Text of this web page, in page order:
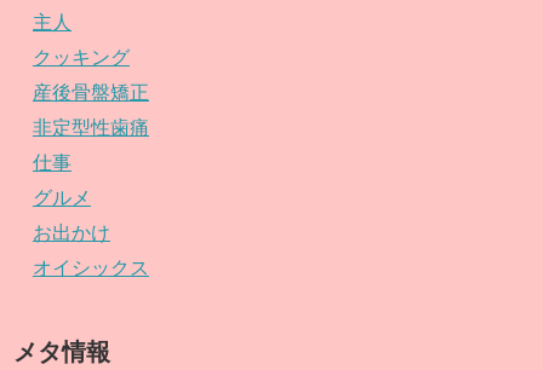
主人
クッキング
産後骨盤矯正
非定型性歯痛
仕事
グルメ
お出かけ
オイシックス
メタ情報